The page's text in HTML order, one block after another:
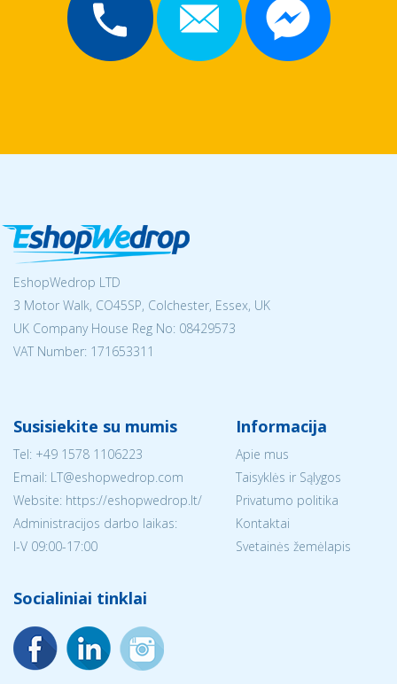
EshopWedrop LTD
3 Motor Walk, CO45SP, Colchester, Essex, UK
UK Company House Reg No: 08429573
VAT Number: 171653311
Susisiekite su mumis
Tel: +49 1578 1106223
Email: LT@eshopwedrop.com
Website: https://eshopwedrop.lt/
Administracijos darbo laikas:
I-V 09:00-17:00
Informacija
Apie mus
Taisyklės ir Sąlygos
Privatumo politika
Kontaktai
Svetainės žemėlapis
Socialiniai tinklai